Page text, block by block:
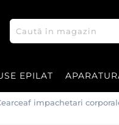
EPILAT
impachetari